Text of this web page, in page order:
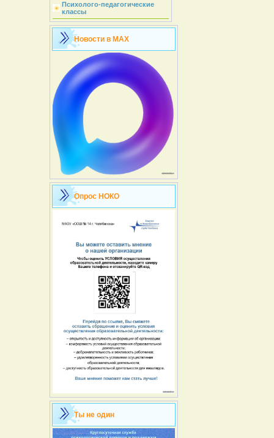
Психолого-педагогические
классы
Новости в MAX
Опрос НОКО
Ты не один